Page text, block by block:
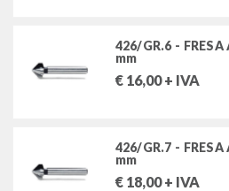
utensili per tagliare e manutenzioni
punte elicoidali cilindriche
maschi e giramaschi
426/GR.6 -
mm
€ 16,00+ IVA
426/GR.7 -
mm
€ 18,00+ IVA